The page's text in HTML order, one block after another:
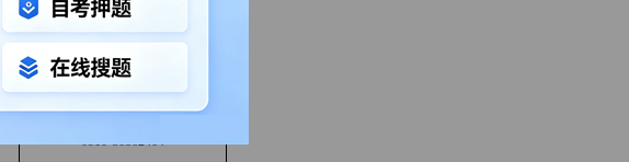
0510- 88700195 88200262
0510-83594902
0510-85128379